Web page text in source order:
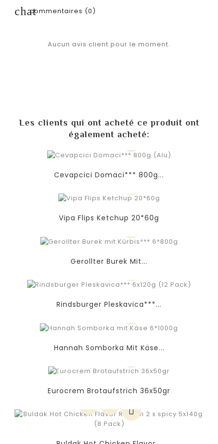
commentaires (0)
Aucun avis client pour le moment.
Les clients qui ont acheté ce produit ont
également acheté:
Cevapcici Domaci*** 800g...
Vipa Flips Ketchup 20*60g
Gerollter Burek Mit...
Rindsburger Pleskavica***...
Hannah Somborka Mit Käse...
Eurocrem Brotaufstrich 36x50gr